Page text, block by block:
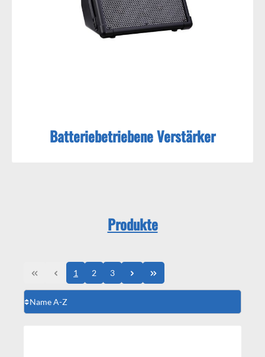
Batteriebetriebene Verstärker
Produkte
1 2 3